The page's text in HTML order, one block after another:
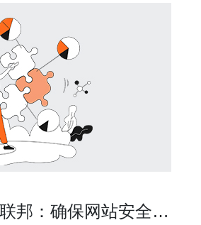
邦：确保网站安全的